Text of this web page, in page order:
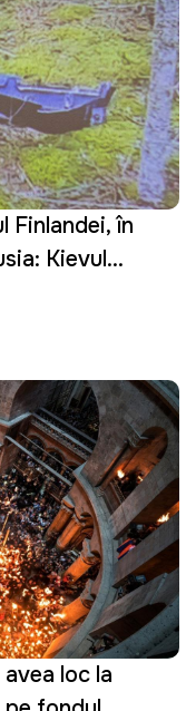
Finlandei, în
Kievul
loc la